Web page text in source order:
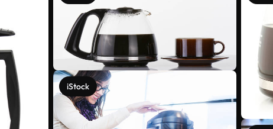
iStock